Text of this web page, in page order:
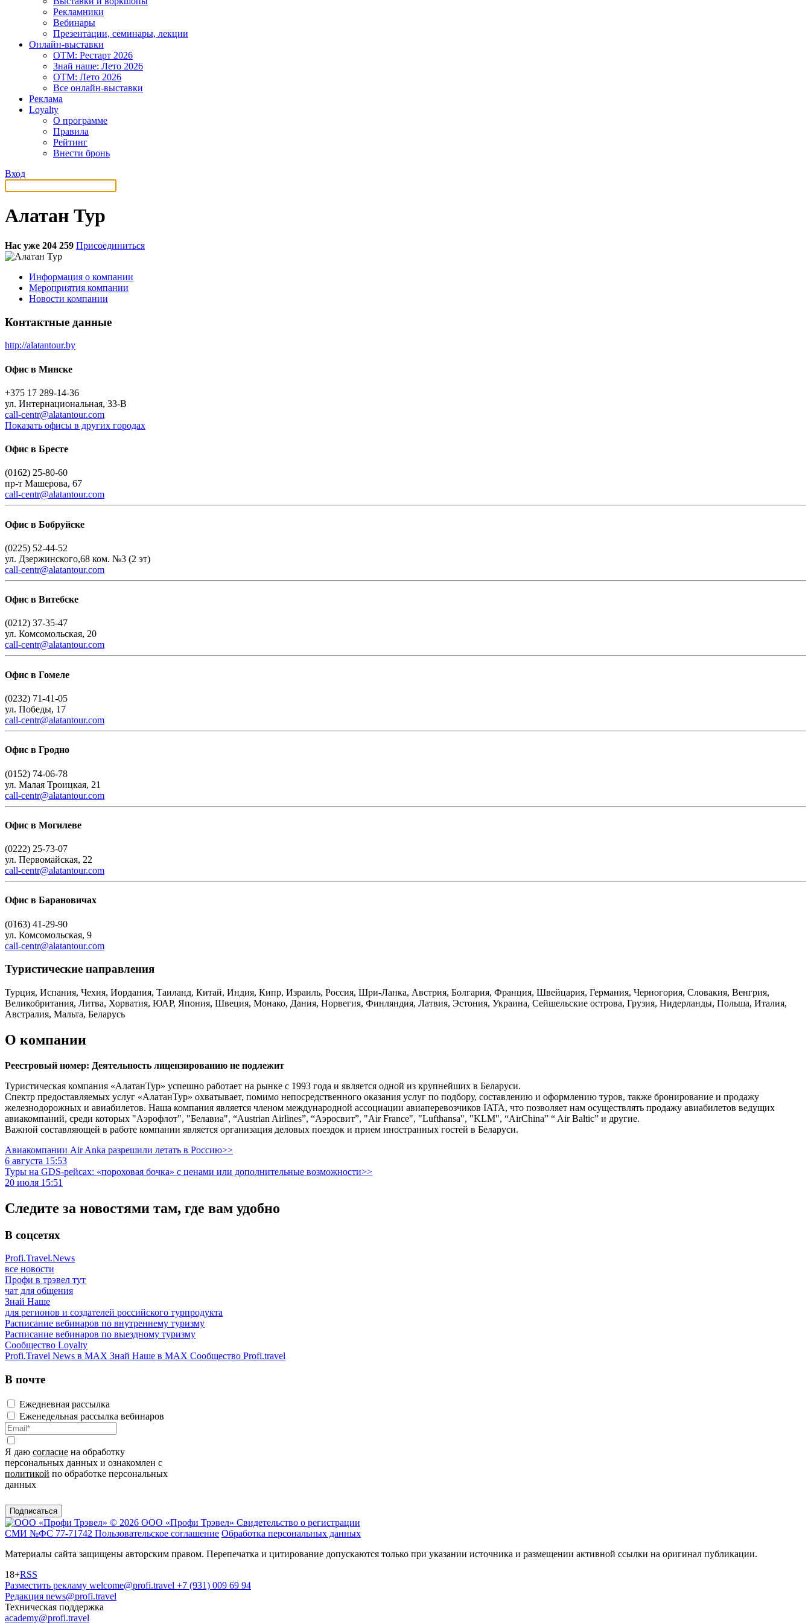
Рекламники
Вебинары
Презентации, семинары, лекции
Онлайн-выставки
OTM: Рестарт 2026
Знай наше: Лето 2026
OTM: Лето 2026
Все онлайн-выставки
Реклама
Loyalty
О программе
Правила
Рейтинг
Внести бронь
Вход
Алатан Тур
Нас уже 204 259 Присоединиться
Информация о компании
Мероприятия компании
Новости компании
Контактные данные
http://alatantour.by
Офис в Минске
+375 17 289-14-36
ул. Интернациональная, 33-В
call-centr@alatantour.com
Показать офисы в других городах
Офис в Бресте
(0162) 25-80-60
пр-т Машерова, 67
call-centr@alatantour.com
Офис в Бобруйске
(0225) 52-44-52
ул. Дзержинского,68 ком. №3 (2 эт)
call-centr@alatantour.com
Офис в Витебске
(0212) 37-35-47
ул. Комсомольская, 20
call-centr@alatantour.com
Офис в Гомеле
(0232) 71-41-05
ул. Победы, 17
call-centr@alatantour.com
Офис в Гродно
(0152) 74-06-78
ул. Малая Троицкая, 21
call-centr@alatantour.com
Офис в Могилеве
(0222) 25-73-07
ул. Первомайская, 22
call-centr@alatantour.com
Офис в Барановичах
(0163) 41-29-90
ул. Комсомольская, 9
call-centr@alatantour.com
Туристическиe направления
Турция, Испания, Чехия, Иордания, Таиланд, Китай, Индия, Кипр, Израиль, Россия, Шри-Ланка, Австрия, Болгария, Франция, Швейцария, Германия, Черногория, Словакия, Венгрия,
Великобритания, Литва, Хорватия, ЮАР, Япония, Швеция, Монако, Дания, Норвегия, Финляндия, Латвия, Эстония, Украина, Сейшельские острова, Грузия, Нидерланды, Польша, Италия,
Австралия, Мальта, Беларусь
О компании
Реестровый номер: Деятельность лицензированию не подлежит
Туристическая компания «АлатанТур» успешно работает на рынке с 1993 года и является одной из крупнейших в Беларуси.
Спектр предоставляемых услуг «АлатанТур» охватывает, помимо непосредственного оказания услуг по подбору, составлению и оформлению туров, также бронирование и продажу
железнодорожных и авиабилетов. Наша компания является членом международной ассоциации авиаперевозчиков IATA, что позволяет нам осуществлять продажу авиабилетов ведущих
авиакомпаний, среди которых "Аэрофлот", "Белавиа", “Austrian Airlines”, “Аэросвит”, "Air France", "Lufthansa", "KLM", “AirChina” “ Air Baltic” и другие.
Важной составляющей в работе компании является организация деловых поездок и прием иностранных гостей в Беларуси.
Авиакомпании Air Anka разрешили летать в Россию>>
6 августа 15:53
Туры на GDS-рейсах: «пороховая бочка» с ценами или дополнительные возможности>>
20 июля 15:51
Следите за новостями там, где вам удобно
В соцсетях
Profi.Travel.News
все новости
Профи в трэвел тут
чат для общения
Знай Наше
для регионов и создателей российского турпродукта
Расписание вебинаров по внутреннему туризму
Расписание вебинаров по выездному туризму
Сообщество Loyalty
Profi.Travel News в MAX Знай Наше в MAX Сообщество Profi.travel
В почте
Ежедневная рассылка
Еженедельная рассылка вебинаров
Я даю согласие на обработку
персональных данных и ознакомлен с
политикой по обработке персональных
данных
Подписаться
© 2026 ООО «Профи Трэвeл» Свидетельство о регистрации
СМИ №ФС 77-71742 Пользовательское соглашение Обработка персональных данных
Материалы сайта защищены авторским правом. Перепечатка и цитирование допускаются только при указании источника и размещении активной ссылки на оригинал публикации.
18+RSS
Разместить рекламу welcome@profi.travel +7 (931) 009 69 94
Редакция news@profi.travel
Техническая поддержка
academy@profi.travel